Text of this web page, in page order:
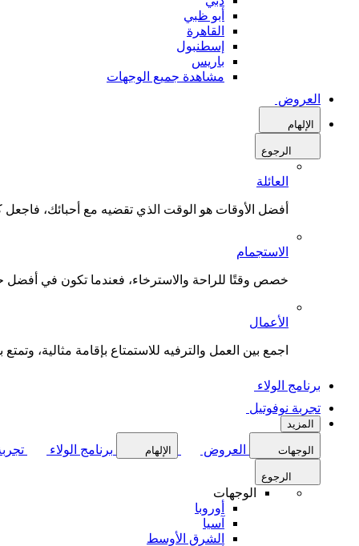
أبو ظبي
القاهرة
إسطنبول
باريس
مشاهدة جميع الوجهات
العروض
الإلهام
الرجوع
العائلة
أفضل الأوقات هو الوقت الذي تقضيه مع أحبائك،
الاستجمام
خصص وقتًا للراحة والاسترخاء، فعندما تكون في أفضل
الأعمال
اجمع بين العمل والترفيه للاستمتاع بإقامة مثالية،
برنامج الولاء
تجربة نوفوتيل
المزيد
الوجهات العروض الإلهام برنامج الولاء
الرجوع
الوجهات
أوروبا
آسيا
الشرق الأوسط